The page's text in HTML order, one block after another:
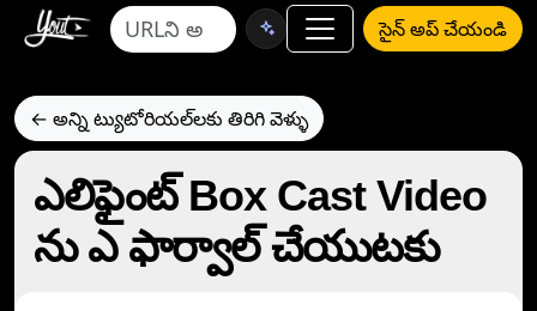
సైన్ అప్ చేయండి
← అన్ని ట్యుటోరియల్‌లకు తిరిగి వెళ్ళు
ఎలిఫైంట్ Box Cast Video
ను ఎ ఫార్వాల్ చేయుటకు